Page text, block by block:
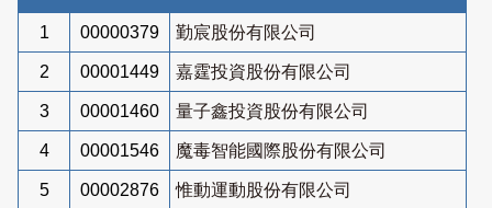
1 00000379 勤宸股份有限公司
2 00001449 嘉霆投資股份有限公司
3 00001460 量子鑫投資股份有限公司
4 00001546 魔毒智能國際股份有限公司
5 00002876 惟動運動股份有限公司